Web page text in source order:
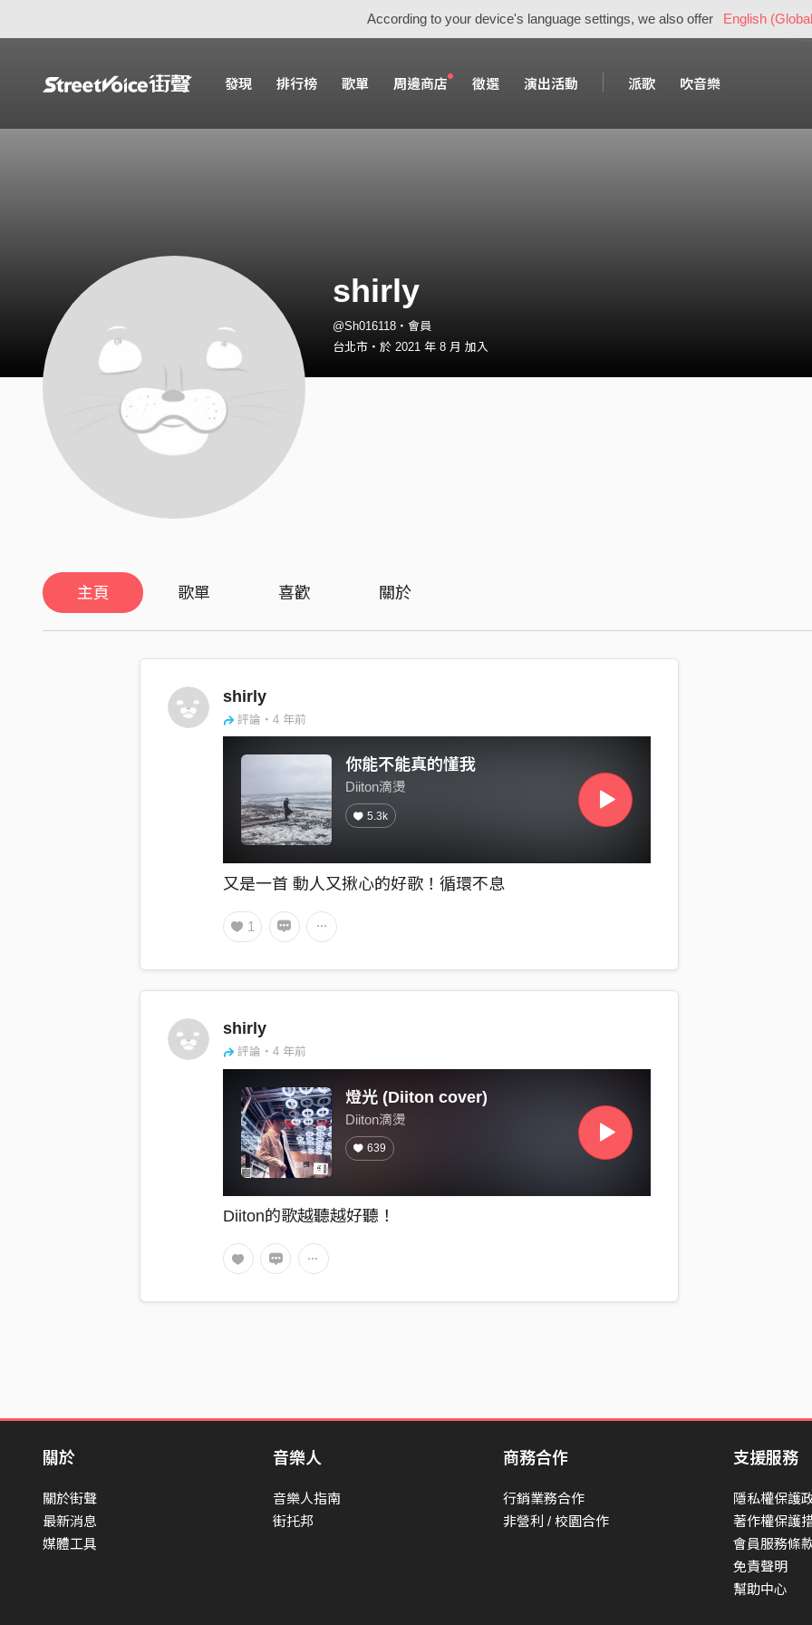
According to your device's language settings, we also offer English
發現 排行榜 歌單 周邊商店 徵選 演出活動 派歌 吹音樂
shirly
@Sh016118・會員
台北市・於 2021 年 8 月 加入
主頁 歌單 喜歡 關於
shirly
評論・4 年前
你能不能真的懂我
Diiton滴燙
5.3k
又是一首 動人又揪心的好歌！循環不息
1
shirly
評論・4 年前
燈光 (Diiton cover)
Diiton滴燙
639
Diiton的歌越聽越好聽！
關於
關於街聲
最新消息
媒體工具
音樂人
音樂人指南
街托邦
商務合作
行銷業務合作
非營利 / 校園合作
支援服務
隱私權保護
著作權保護
會員服務條
免責聲明
幫助中心